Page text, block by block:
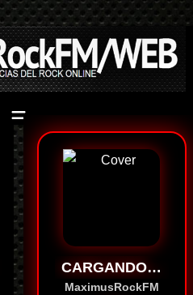
CARGANDO…
MaximusRockFM